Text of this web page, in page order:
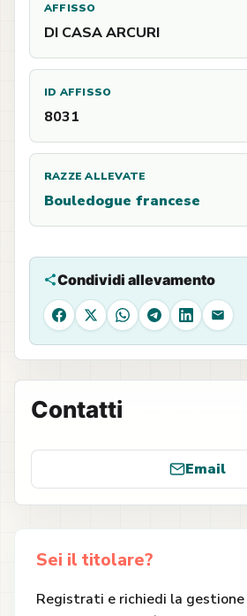
AFFISSO
DI CASA ARCURI
ID AFFISSO
8031
RAZZE ALLEVATE
Bouledogue francese
Condividi allevamento
Facebook
X WhatsApp
Telegram
LinkedIn
Email
Contatti
Email
Sei il titolare?
Registrati e richiedi la gestione